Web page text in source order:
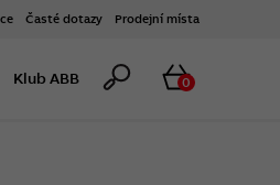
Časté dotazy Prodejní místa
Klub ABB Hledat
0